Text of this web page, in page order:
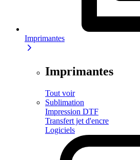
Imprimantes
Imprimantes
Tout voir
Sublimation
Impression DTF
Transfert jet d'encre
Logiciels